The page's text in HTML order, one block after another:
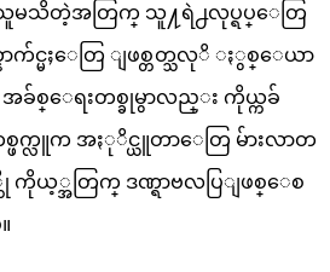
သူမသိတဲ့အတြက္ သူ႔ရဲ႕လုပ္ရပ္ေတြ
င္မႈေတြ ျဖစ္တတ္သလုိ ႏွစ္ေယာ
အခ်စ္ေရးတစ္ခုမွာလည္း ကိုယ္ကခ်
ဖက္လူက အႏုိင္ယူတာေတြ မ်ားလာတ
ကိုယ့္အတြက္ ဒဏ္ရာဗလပြျဖစ္ေစ